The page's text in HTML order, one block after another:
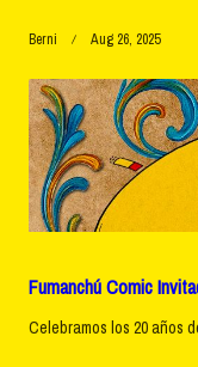
Berni Aug 26, 2025
Fumanchú Comic
Celebramos los 20 años